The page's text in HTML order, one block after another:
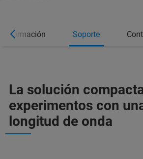
información Soporte
La solución
experimentos con
longitud de onda